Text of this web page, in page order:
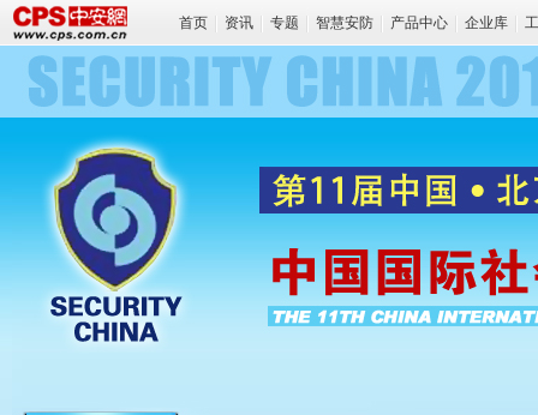
首页 资讯 专题 智慧安防 产品中心 企业库